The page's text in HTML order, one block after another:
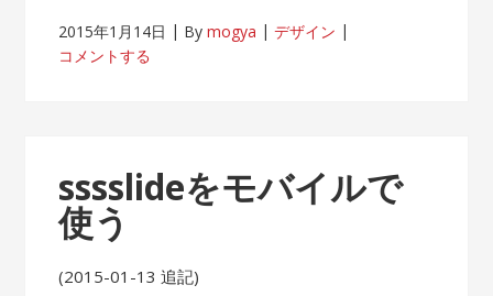
2015年1月14日 Bymogya
デザイン
コメントする
sssslideをモバイルで
使う
(2015-01-13 追記)